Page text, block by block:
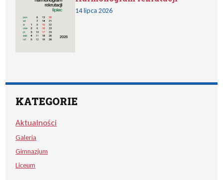
14 lipca 2026
KATEGORIE
Aktualności
Galeria
Gimnazjum
Liceum